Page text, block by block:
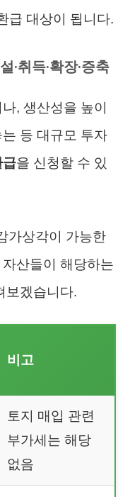
급 대상이 됩니다.
·취득·확장·증축
, 생산성을 높이
등 대규모 투자
급을 신청할 수 있
가상각이 가능한
산들이 해당하는
보겠습니다.
비고
토지 매입 관련
부가세는 해당
없음